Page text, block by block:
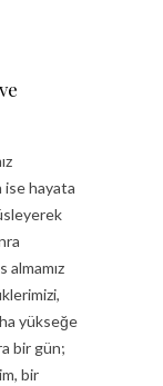
ise hayata
yükseğe
bir gün;
bir